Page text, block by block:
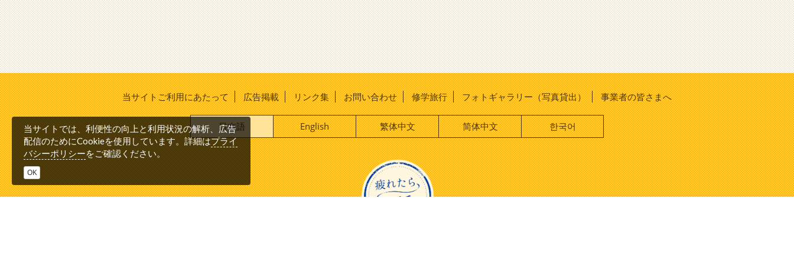
当サイトご利用にあたって 広告掲載 リンク集 お問い合わせ 修学旅行 フォトギャラリー（写真貸出） 事業者の皆さまへ
日本語 English 繁体中文 简体中文 한국어
当サイトでは、利便性の向上と利用状況の解析、広告
配信のためにCookieを使用しています。詳細はプライ
バシーポリシーをご確認ください。
OK